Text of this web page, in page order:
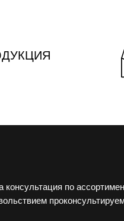
консультация по